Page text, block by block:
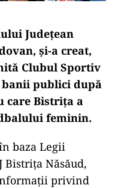
Județean
și-a creat,
Clubul Sportiv
publici după
care Bistrița a
feminin.
baza Legii
Bistrița Năsăud,
privind